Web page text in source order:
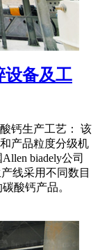
设备及工
钙生产工艺： 该
产品粒度分级机
biadely公司
线采用不同数目
酸钙产品。